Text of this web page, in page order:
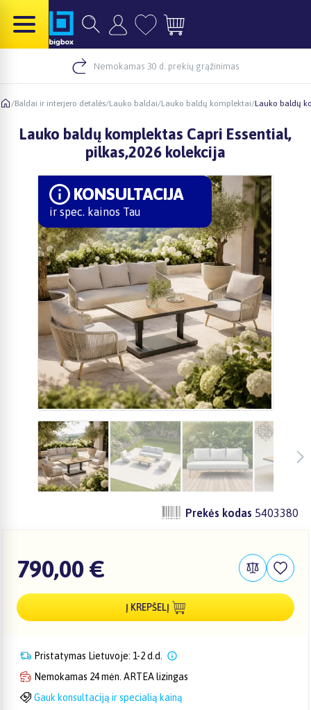
Nemokamas 30 d. prekių grąžinimas
/Baldai ir interjero detalės/Lauko baldai/Lauko baldų komplektai/Lauko baldų
Lauko baldų komplektas Capri Essential,
pilkas,2026 kolekcija
KONSULTACIJA
ir spec. kainos Tau
Prekės kodas 5403380
790,00 €
Į KREPŠELĮ
Pristatymas Lietuvoje: 1-2 d.d.
Nemokamas 24 mėn. ARTEA lizingas
Gauk konsultaciją ir specialią kainą